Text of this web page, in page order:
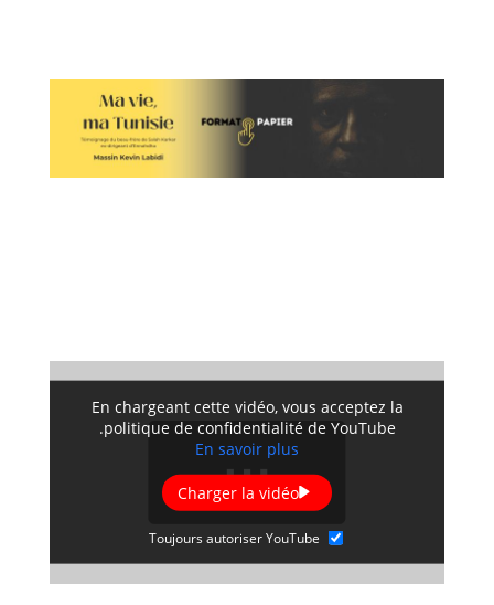
En chargeant cette vidéo, vous acceptez la
politique de confidentialité de YouTube.
En savoir plus
Charger la vidéo
Toujours autoriser YouTube